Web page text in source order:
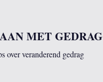
MET GEDRAG
over veranderend gedrag